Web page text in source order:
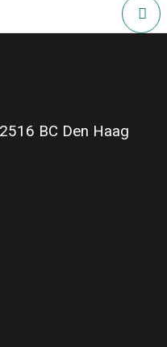
BC Den Haag